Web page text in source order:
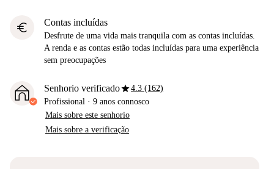
euro Contas incluídas
Desfrute de uma vida mais tranquila com as contas incluídas.
A renda e as contas estão todas incluídas para uma experiência
sem preocupações
Senhorio verificadostar4.3 (162)
Profissional · 9 anos connosco
Mais sobre este senhorio
Mais sobre a verificação